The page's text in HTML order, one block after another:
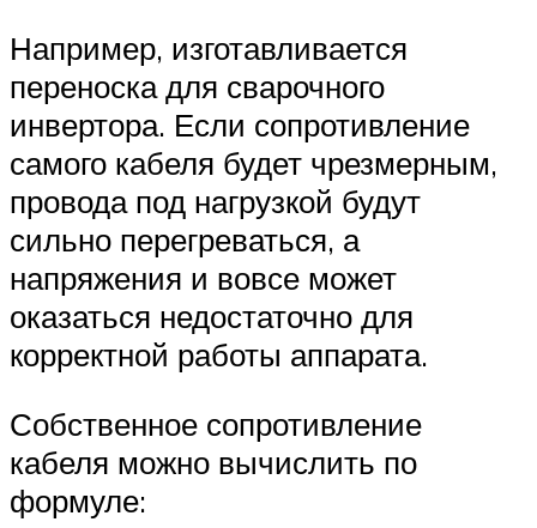
Например, изготавливается
переноска для сварочного
инвертора. Если сопротивление
самого кабеля будет чрезмерным,
провода под нагрузкой будут
сильно перегреваться, а
напряжения и вовсе может
оказаться недостаточно для
корректной работы аппарата.
Собственное сопротивление
кабеля можно вычислить по
формуле: